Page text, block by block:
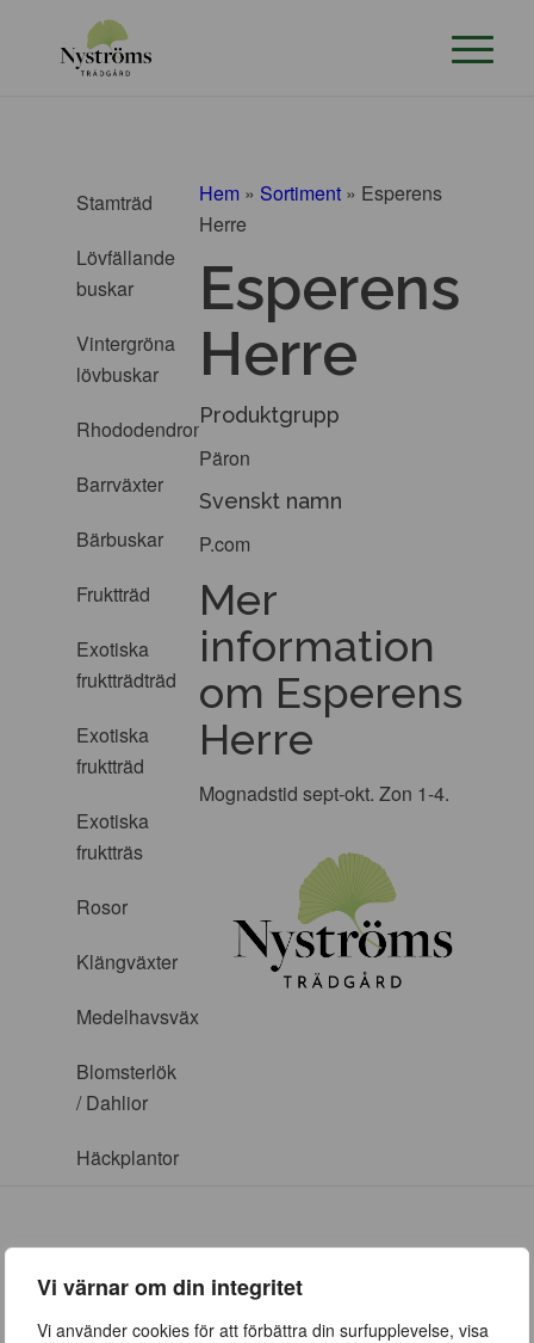
Vi värnar om din integritet
Vi använder cookies för att förbättra din surfupplevelse, visa
Stamträd
Lövfällande
buskar
Vintergröna
lövbuskar
Rhododendron
Barrväxter
Bärbuskar
Fruktträd
Exotiska
fruktträdträd
Exotiska
fruktträd
Exotiska
fruktträs
Rosor
Klängväxter
Medelhavsväxter
Blomsterlök
/ Dahlior
Häckplantor
Hem » Sortiment » Esperens
Herre
Esperens
Herre
Produktgrupp
Päron
Svenskt namn
P.com
Mer
information
om Esperens
Herre
Mognadstid sept-okt. Zon 1-4.
ÖPPETTIDER